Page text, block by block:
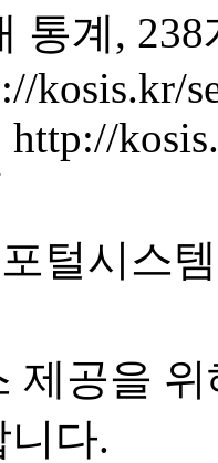
통계,
kosis.kr/
http://
털시스
제공을
니다.